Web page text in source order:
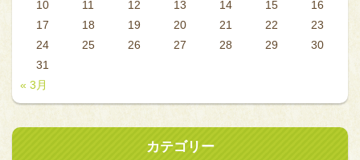
« 3月
10
11 12 13 14 15
16
17
18 19 20 21 22
23
24
25 26 27 28 29
30
31
カテゴリー